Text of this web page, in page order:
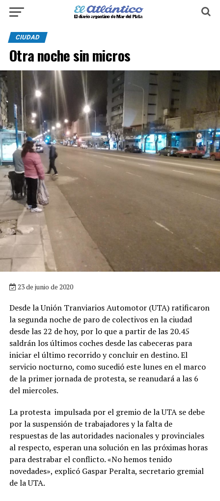
CIUDAD
Otra noche sin micros
23 de junio de 2020
Desde la Unión Tranviarios Automotor (UTA) ratificaron
la segunda noche de paro de colectivos en la ciudad
desde las 22 de hoy, por lo que a partir de las 20.45
saldrán los últimos coches desde las cabeceras para
iniciar el último recorrido y concluir en destino. El
servicio nocturno, como sucedió este lunes en el marco
de la primer jornada de protesta, se reanudará a las 6
del miercoles.
La protesta impulsada por el gremio de la UTA se debe
por la suspensión de trabajadores y la falta de
respuestas de las autoridades nacionales y provinciales
al respecto, esperan una solución en las próximas horas
para destrabar el conflicto. «No hemos tenido
novedades», explicó Gaspar Peralta, secretario gremial
de la UTA.